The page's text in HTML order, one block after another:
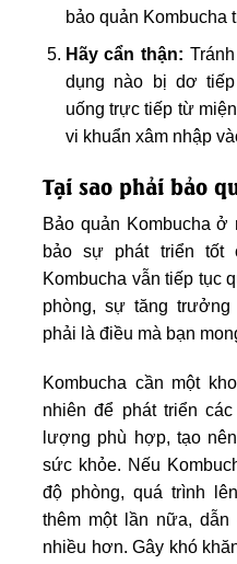
bảo quản Kombucha
Hãy cẩn thận:
dụng nào bị dơ
uống trực tiếp từ
vi khuẩn xâm nhập
Tại sao phải bảo
Bảo quản Kombucha
bảo sự phát triển tốt
Kombucha vẫn tiếp tục
phòng, sự tăng
phải là điều mà bạn
Kombucha cần một
nhiên để phát triển
lượng phù hợp, tạo
sức khỏe. Nếu
độ phòng, quá trình
thêm một lần nữa,
nhiều hơn. Gây khó